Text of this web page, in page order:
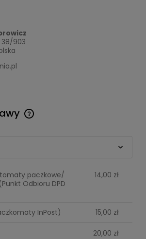
38/903
ewentualnych kosztów płatności
paczkowe/
(Punkt Odbioru DPD
14,00 zł
InPost) 15,00 zł
20,00 zł